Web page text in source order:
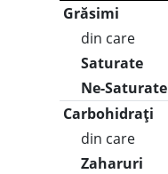
Grăsimi
din care
Saturate
Ne-Saturate
Carbohidrați
din care
Zaharuri